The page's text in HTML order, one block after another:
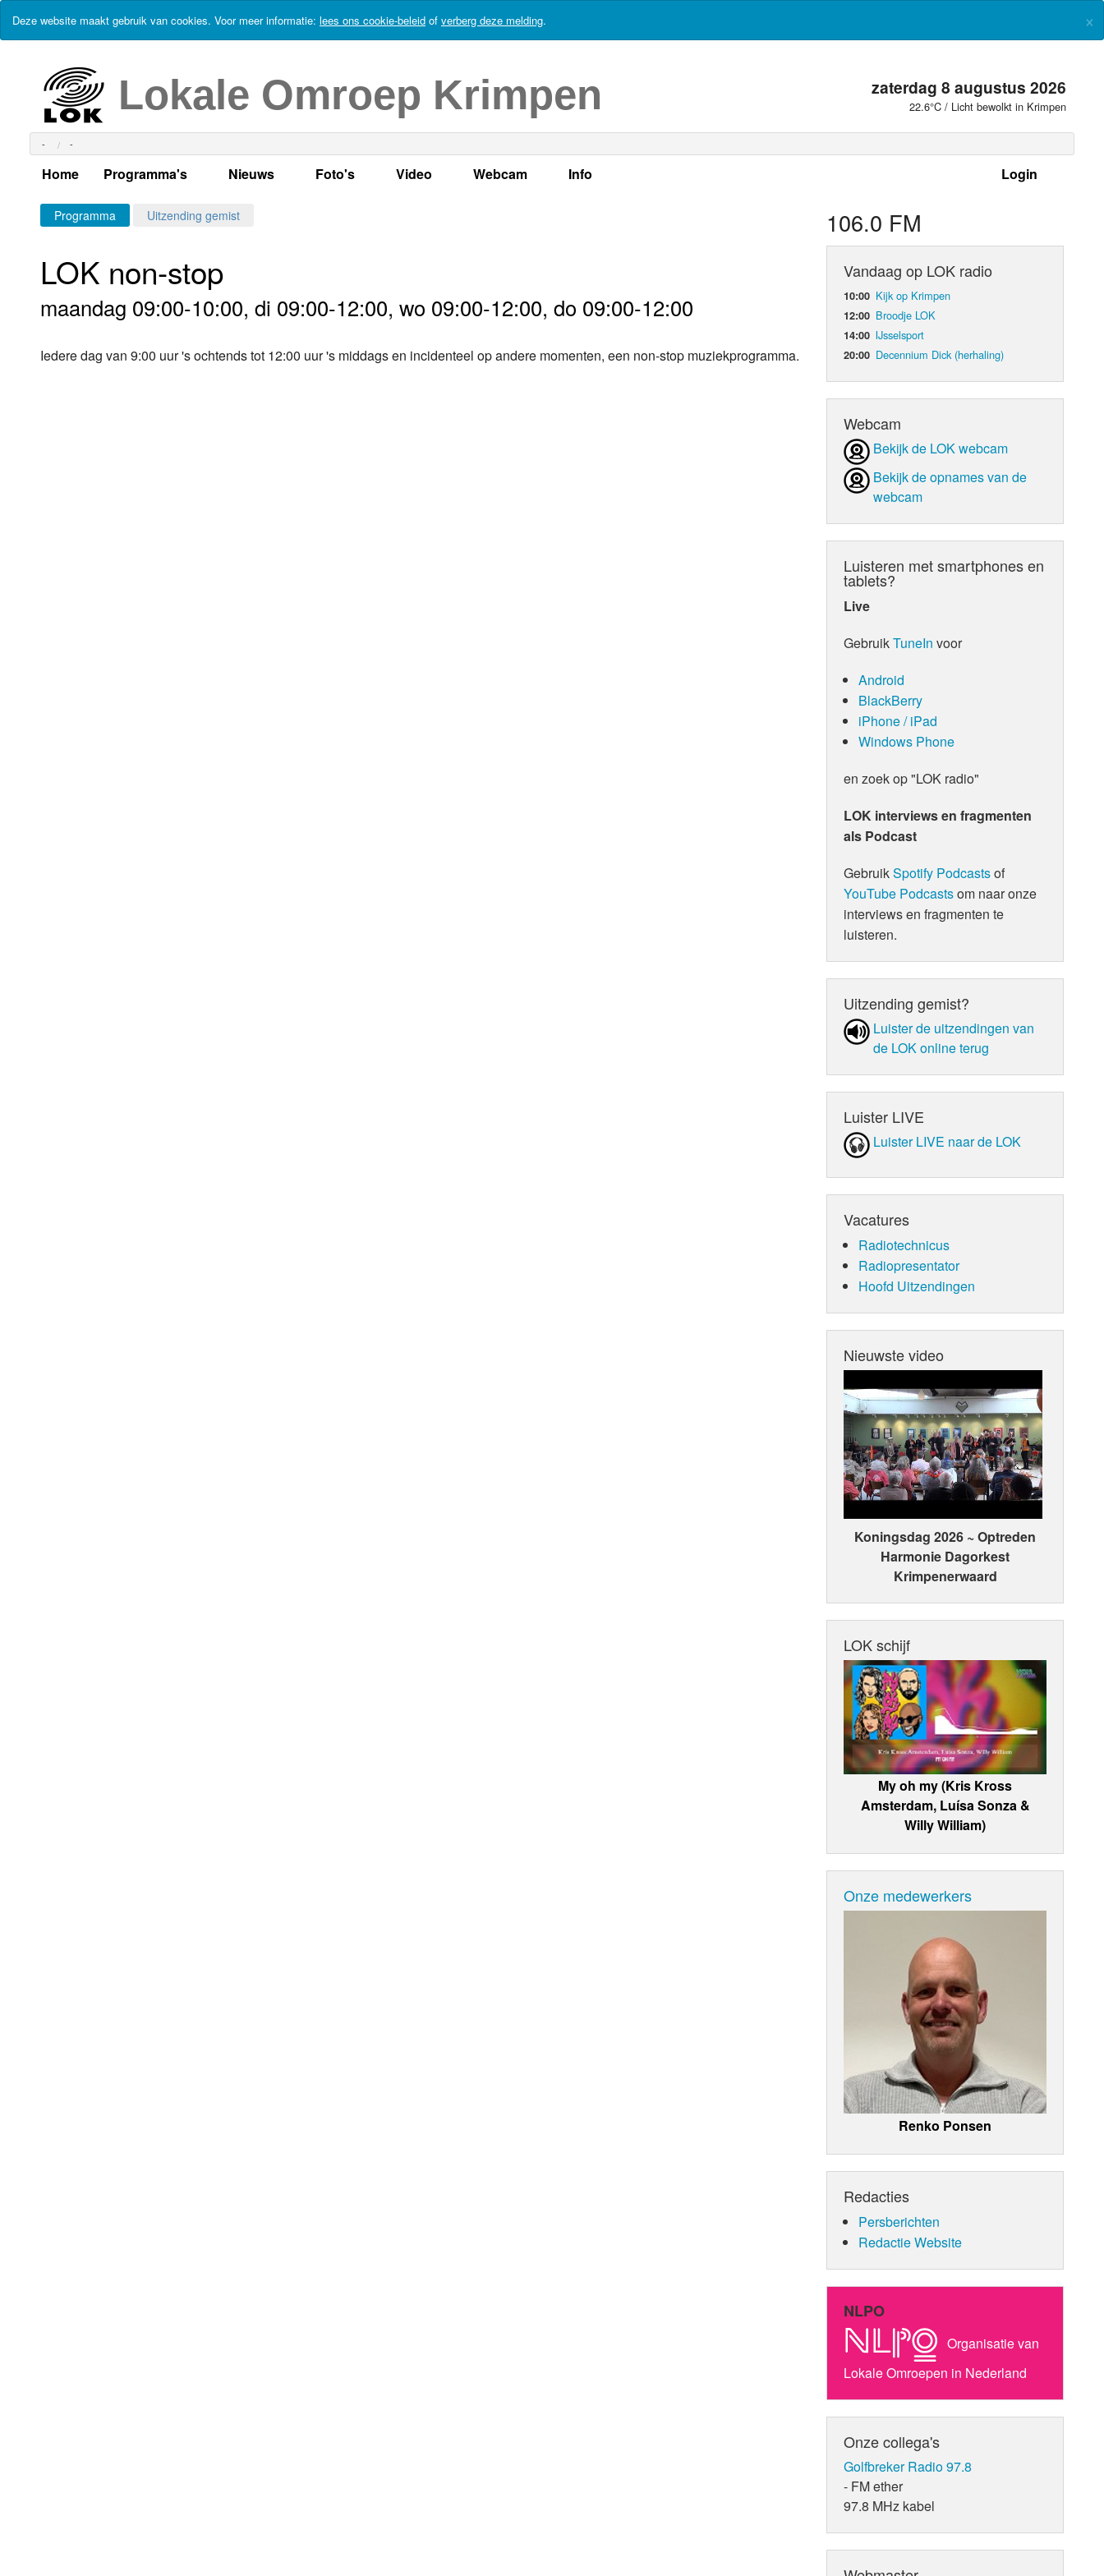
Deze website maakt gebruik van cookies. Voor meer informatie: lees ons cookie-beleid of verberg deze melding. ×
Lokale Omroep Krimpen zaterdag 8 augustus 2026
22.6°C / Licht bewolkt in Krimpen
- -
Login
Home Programma's
Alle dagen
Per dag
Dinsdag
Woensdag
Alle programma's
Uitzending gemist?
Nieuws
Actueel Lokaal Nieuws
Columns
RSS feed
Foto's
Smoelenboek
Video Webcam Info
Vacatures
Programma Uitzending gemist
LOK non-stop
maandag 09:00-10:00, di 09:00-12:00, wo 09:00-12:00, do 09:00-12:00
Iedere dag van 9:00 uur 's ochtends tot 12:00 uur 's middags en incidenteel op andere momenten, een non-stop muziekprogramma.
106.0 FM
Vandaag op LOK radio
10:00 Kijk op Krimpen
12:00 Broodje LOK
14:00 IJsselsport
20:00 Decennium Dick (herhaling)
Webcam
Bekijk de LOK webcam
Bekijk de opnames van de
webcam
Luisteren met smartphones en
tablets?
Live
GebruikTuneIn voor
Android
BlackBerry
iPhone / iPad
Windows Phone
en zoek op "LOK radio"
LOK interviews en fragmenten
als Podcast
GebruikSpotify Podcastsof
YouTube Podcastsom naar onze
interviews en fragmenten te
luisteren.
Uitzending gemist?
Luister de uit­zen­din­gen van
de LOK online terug
Luister LIVE
Luister LIVE naar de LOK
Vacatures
Radiotechnicus
Radiopresentator
Hoofd Uitzendingen
Nieuwste video
Koningsdag 2026 ~ Optreden
Harmonie Dagorkest
Krimpenerwaard
LOK schijf
My oh my (Kris Kross
Amsterdam, Luísa Sonza &
Willy William)
Onze medewerkers
Renko Ponsen
Redacties
Persberichten
Redactie Website
NLPO
Organisatie van
Lokale Omroepen in Nederland
Onze collega's
Golfbreker Radio 97.8
- FM ether
97.8 MHz kabel